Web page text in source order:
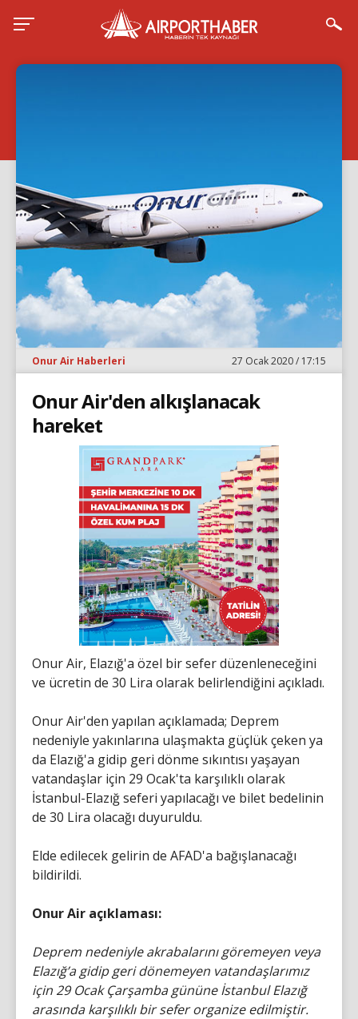
Onur Air Haberleri 27 Ocak 2020 / 17:15
Onur Air'den alkışlanacak
hareket
Onur Air, Elazığ'a özel bir sefer düzenleneceğini
ve ücretin de 30 Lira olarak belirlendiğini açıkladı.
Onur Air'den yapılan açıklamada; Deprem
nedeniyle yakınlarına ulaşmakta güçlük çeken ya
da Elazığ'a gidip geri dönme sıkıntısı yaşayan
vatandaşlar için 29 Ocak'ta karşılıklı olarak
İstanbul-Elazığ seferi yapılacağı ve bilet bedelinin
de 30 Lira olacağı duyuruldu.
Elde edilecek gelirin de AFAD'a bağışlanacağı
bildirildi.
Onur Air açıklaması:
Deprem nedeniyle akrabalarını göremeyen veya
Elazığ’a gidip geri dönemeyen vatandaşlarımız
için 29 Ocak Çarşamba gününe İstanbul Elazığ
arasında karşılıklı bir sefer organize edilmiştir.